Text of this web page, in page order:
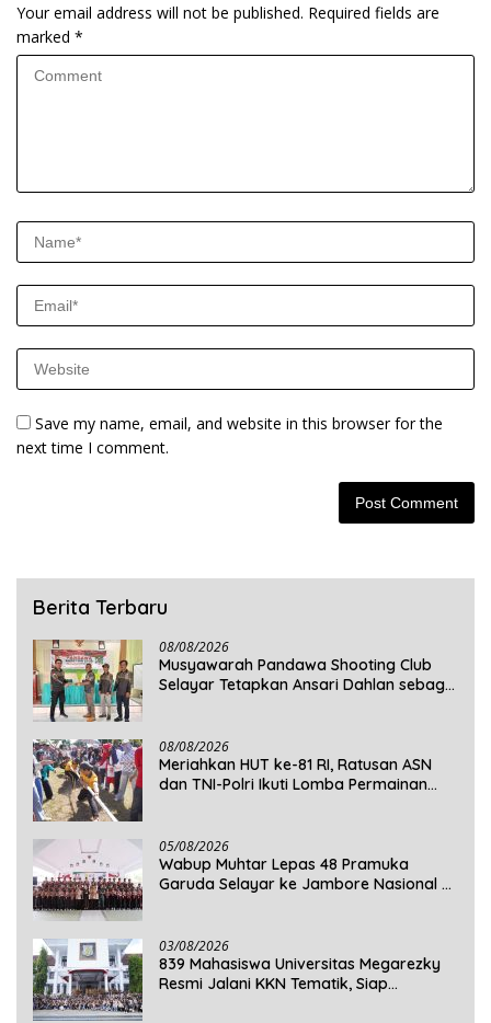
Your email address will not be published. Required fields are
marked *
Save my name, email, and website in this browser for the
next time I comment.
Berita Terbaru
08/08/2026
Musyawarah Pandawa Shooting Club
Selayar Tetapkan Ansari Dahlan sebagai
08/08/2026
Meriahkan HUT ke-81 RI, Ratusan ASN
dan TNI-Polri Ikuti Lomba Permainan
05/08/2026
Wabup Muhtar Lepas 48 Pramuka
Garuda Selayar ke Jambore Nasional XII
03/08/2026
839 Mahasiswa Universitas Megarezky
Resmi Jalani KKN Tematik, Siap